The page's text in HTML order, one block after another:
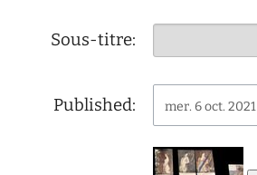
d'écoute
service
safesa
Sous-titre:
Published: mer. 6 oct. 2021